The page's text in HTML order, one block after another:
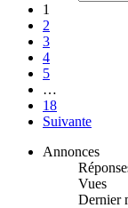
1
2
3
4
5
…
18
Suivante
Annonces
Vues
Dernier